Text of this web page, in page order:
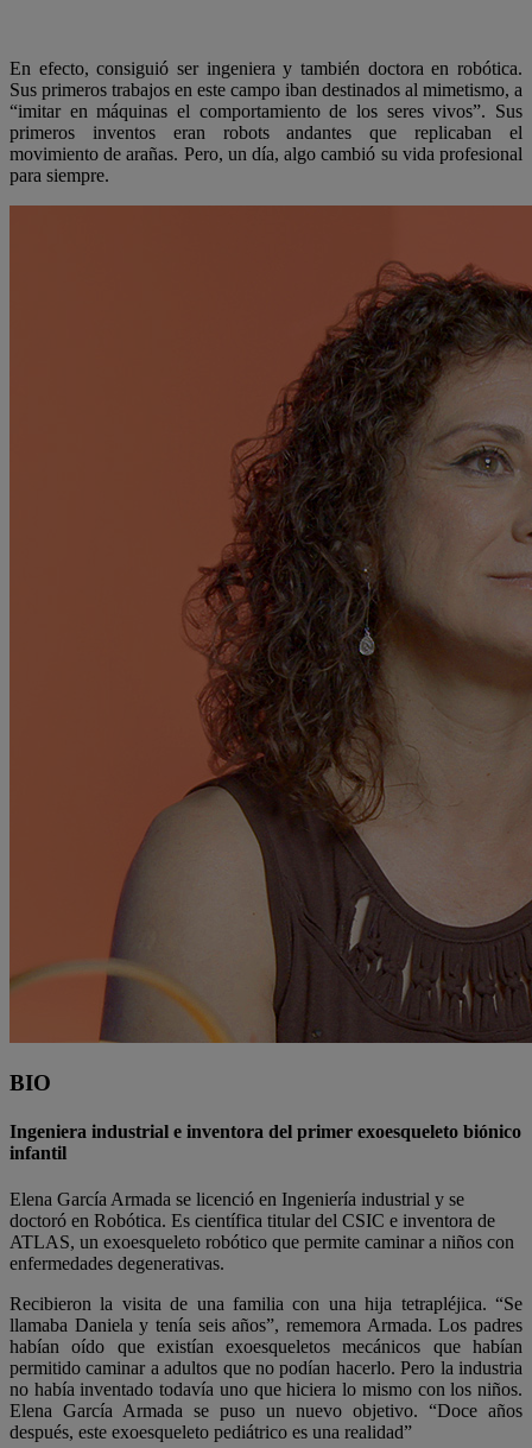
En efecto, consiguió ser ingeniera y también doctora en robótica.
Sus primeros trabajos en este campo iban destinados al mimetismo, a
“imitar en máquinas el comportamiento de los seres vivos”. Sus
primeros inventos eran robots andantes que replicaban el
movimiento de arañas. Pero, un día, algo cambió su vida profesional
para siempre.
BIO
Ingeniera industrial e inventora del primer exoesqueleto biónico
infantil
Elena García Armada se licenció en Ingeniería industrial y se
doctoró en Robótica. Es científica titular del CSIC e inventora de
ATLAS, un exoesqueleto robótico que permite caminar a niños con
enfermedades degenerativas.
Recibieron la visita de una familia con una hija tetrapléjica. “Se
llamaba Daniela y tenía seis años”, rememora Armada. Los padres
habían oído que existían exoesqueletos mecánicos que habían
permitido caminar a adultos que no podían hacerlo. Pero la industria
no había inventado todavía uno que hiciera lo mismo con los niños.
Elena García Armada se puso un nuevo objetivo. “Doce años
después, este exoesqueleto pediátrico es una realidad”